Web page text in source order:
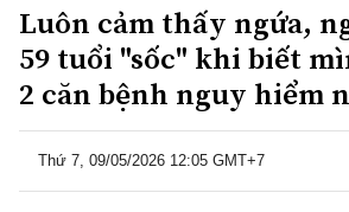
Luôn cảm thấy ngứa,
59 tuổi "sốc" khi biết
2 căn bệnh nguy hiểm
Thứ 7, 09/05/2026 12:05 GMT+7